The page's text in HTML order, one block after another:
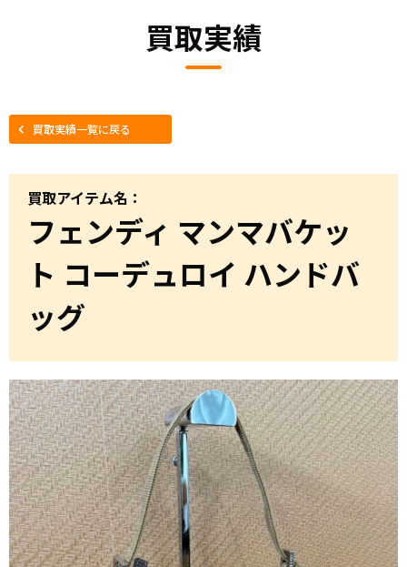
買取実績
買取実績一覧に戻る
買取アイテム名：
フェンディ マンマバケッ
ト コーデュロイ ハンドバ
ッグ